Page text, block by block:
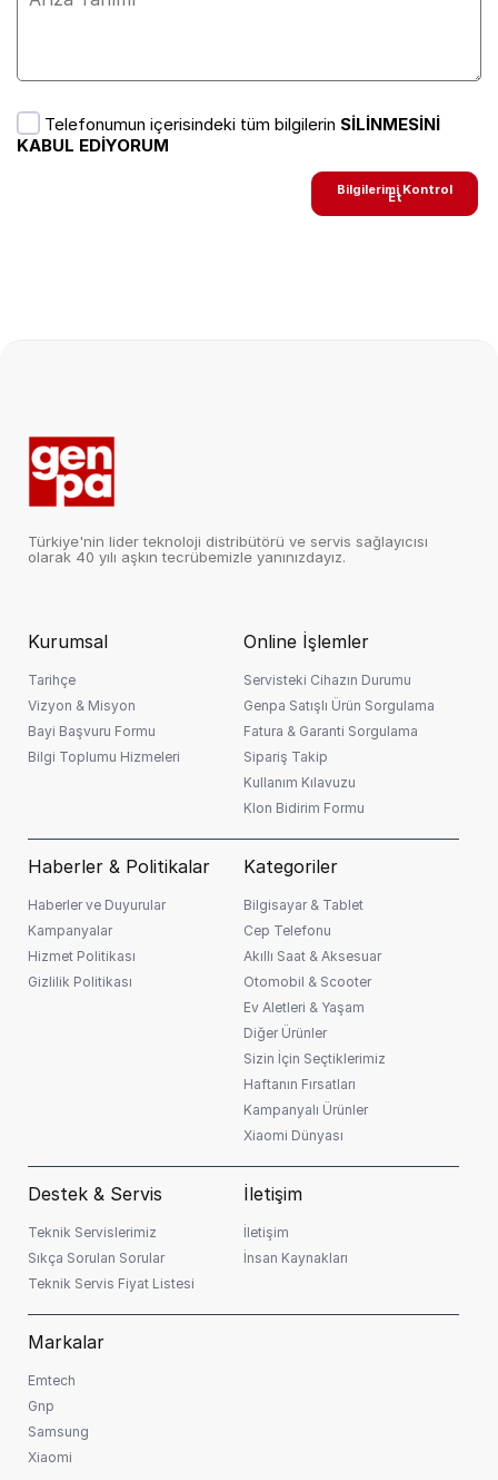
Telefonumun içerisindeki tüm bilgilerin SİLİNMESİNİ
KABUL EDİYORUM
Bilgilerimi Kontrol
Et
Türkiye'nin lider teknoloji distribütörü ve servis sağlayıcısı
olarak 40 yılı aşkın tecrübemizle yanınızdayız.
Kurumsal
Tarihçe
Vizyon & Misyon
Bayi Başvuru Formu
Bilgi Toplumu Hizmeleri
Online İşlemler
Servisteki Cihazın Durumu
Genpa Satışlı Ürün Sorgulama
Fatura & Garanti Sorgulama
Sipariş Takip
Kullanım Kılavuzu
Klon Bidirim Formu
Haberler & Politikalar
Haberler ve Duyurular
Kampanyalar
Hizmet Politikası
Gizlilik Politikası
Kategoriler
Bilgisayar & Tablet
Cep Telefonu
Akıllı Saat & Aksesuar
Otomobil & Scooter
Ev Aletleri & Yaşam
Diğer Ürünler
Sizin İçin Seçtiklerimiz
Haftanın Fırsatları
Kampanyalı Ürünler
Xiaomi Dünyası
Destek & Servis
Teknik Servislerimiz
Sıkça Sorulan Sorular
Teknik Servis Fiyat Listesi
İletişim
İletişim
İnsan Kaynakları
Markalar
Emtech
Gnp
Samsung
Xiaomi